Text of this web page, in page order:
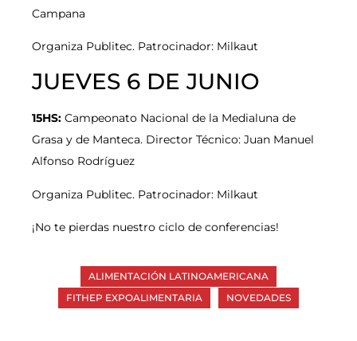
Campana
Organiza Publitec. Patrocinador: Milkaut
JUEVES 6 DE JUNIO
15HS: Campeonato Nacional de la Medialuna de
Grasa y de Manteca. Director Técnico: Juan Manuel
Alfonso Rodríguez
Organiza Publitec. Patrocinador: Milkaut
¡No te pierdas nuestro ciclo de conferencias!
ALIMENTACIÓN LATINOAMERICANA
FITHEP EXPOALIMENTARIA
NOVEDADES